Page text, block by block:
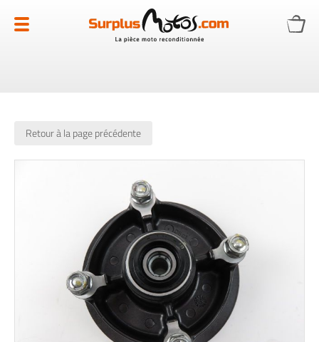
au
contenu
Retour à la page précédente